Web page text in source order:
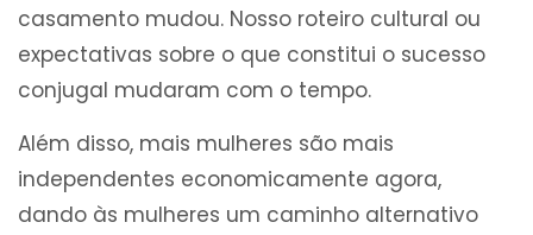
casamento mudou. Nosso roteiro cultural ou
expectativas sobre o que constitui o sucesso
conjugal mudaram com o tempo.
Além disso, mais mulheres são mais
independentes economicamente agora,
dando às mulheres um caminho alternativo